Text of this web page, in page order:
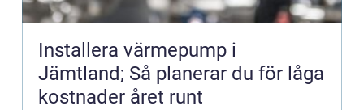
Installera värmepump i
Jämtland; Så planerar du för låga
kostnader året runt